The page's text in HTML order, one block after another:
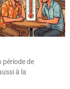
période de
à la